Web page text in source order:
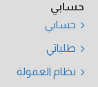
حسابي
حسابي
طلباتي
نظام العمولة